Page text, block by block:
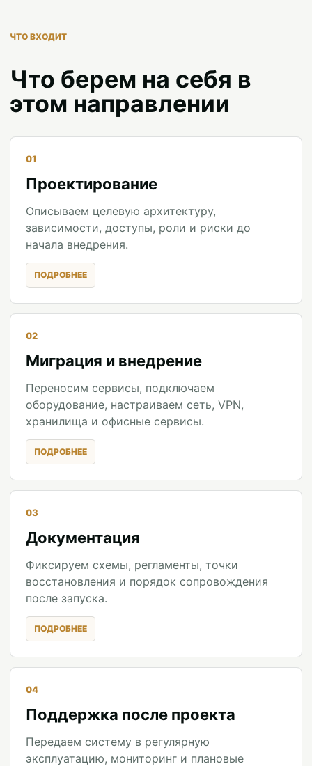
ЧТО ВХОДИТ
Что берем на себя в
этом направлении
01
Проектирование
Описываем целевую архитектуру,
зависимости, доступы, роли и риски до
начала внедрения.
02
Миграция и внедрение
Переносим сервисы, подключаем
оборудование, настраиваем сеть, VPN,
хранилища и офисные сервисы.
03
Документация
Фиксируем схемы, регламенты, точки
восстановления и порядок сопровождения
после запуска.
04
Поддержка после проекта
Передаем систему в регулярную
эксплуатацию, мониторинг и плановые